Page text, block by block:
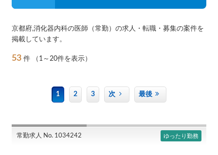
京都府,消化器内科の医師（常勤）の求人・転職・募集の案件を
掲載しています。
53 件 （1～20件を表示）
1 2 3 次 最後
常勤求人 No. 1034242 ゆったり勤務